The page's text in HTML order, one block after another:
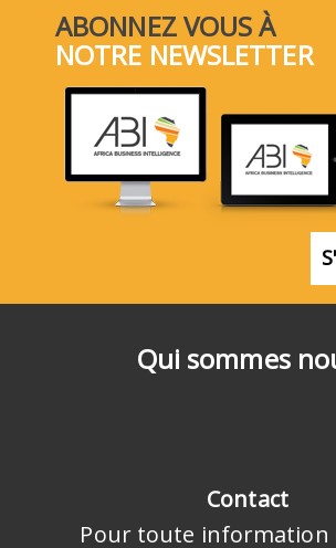
Qui sommes
Contact
Pour toute information
ABONNEZ VOUS À
NOTRE NEWSLETTER